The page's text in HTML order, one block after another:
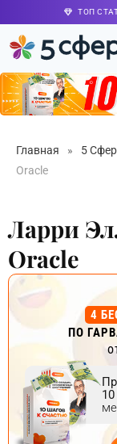
ТОП
Главная » 5
Oracle
Ларри
Oracle
4
ПО